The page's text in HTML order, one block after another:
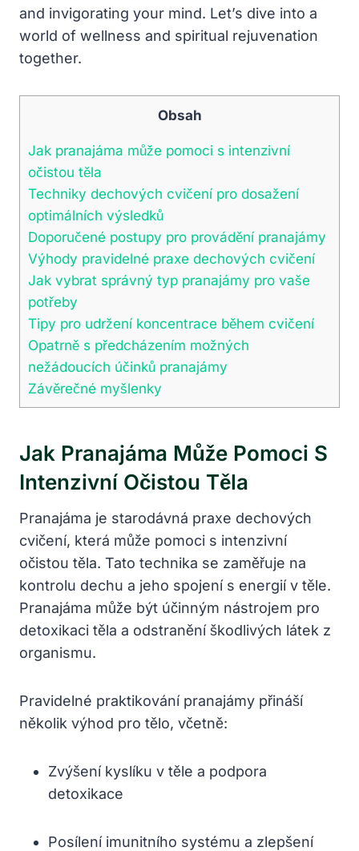
and invigorating your mind. Let’s dive into a
world of wellness and spiritual rejuvenation
together.
Obsah
Jak pranajáma může pomoci s intenzivní
očistou těla
Techniky dechových cvičení pro dosažení
optimálních výsledků
Doporučené postupy pro provádění pranajámy
Výhody pravidelné praxe dechových cvičení
Jak vybrat správný typ pranajámy pro vaše
potřeby
Tipy pro udržení koncentrace během cvičení
Opatrně s předcházením možných
nežádoucích účinků pranajámy
Závěrečné myšlenky
Jak Pranajáma Může Pomoci S
Intenzivní Očistou Těla
Pranajáma je starodávná praxe dechových
cvičení, která může pomoci s intenzivní
očistou těla. Tato technika se zaměřuje na
kontrolu dechu a jeho spojení s energií v těle.
Pranajáma může být účinným nástrojem pro
detoxikaci těla a odstranění škodlivých látek z
organismu.
Pravidelné praktikování pranajámy přináší
několik výhod pro tělo, včetně:
Zvýšení kyslíku v těle a podpora
detoxikace
Posílení imunitního systému a zlepšení